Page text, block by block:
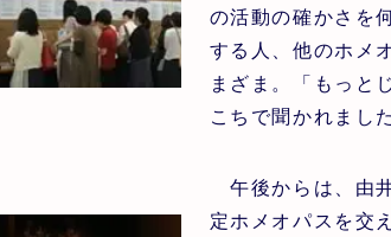
の活動の確かさを
する人、他のホメ
まざま。「もっと
こちで聞かれました
午後からは、由
定ホメオパスを交